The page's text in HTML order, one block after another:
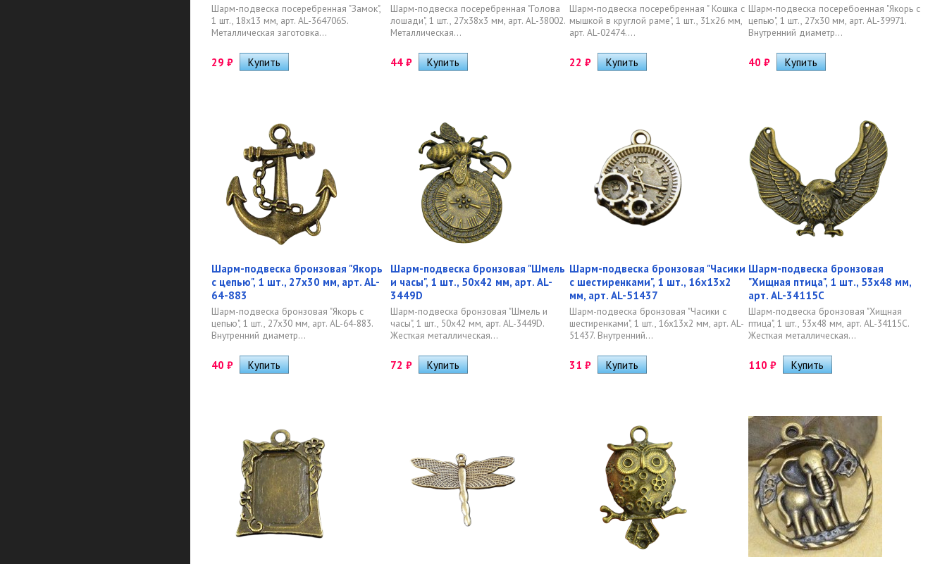
Шарм-подвеска посеребренная "Замок",
1 шт., 18х13 мм, арт. AL-364706S.
Металлическая заготовка...
29 ₽
Шарм-подвеска посеребренная "Голова
лошади", 1 шт., 27х38х3 мм, арт. AL-38002.
Металлическая...
44 ₽
Шарм-подвеска посеребренная " Кошка с
мышкой в круглой раме", 1 шт., 31х26 мм,
арт. AL-02474....
22 ₽
Шарм-подвеска посеребоенная "Якорь с
цепью", 1 шт., 27х30 мм, арт. AL-39971.
Внутренний диаметр...
40 ₽
Шарм-подвеска бронзовая "Якорь
с цепью", 1 шт., 27х30 мм, арт. AL-
64-883
Шарм-подвеска бронзовая "Якорь с
цепью", 1 шт., 27х30 мм, арт. AL-64-883.
Внутренний диаметр...
40 ₽
Шарм-подвеска бронзовая "Шмель
и часы", 1 шт., 50х42 мм, арт. AL-
3449D
Шарм-подвеска бронзовая "Шмель и
часы", 1 шт., 50х42 мм, арт. AL-3449D.
Жесткая металлическая...
72 ₽
Шарм-подвеска бронзовая "Часики
с шестиренками", 1 шт., 16х13х2
мм, арт. AL-51437
Шарм-подвеска бронзовая "Часики с
шестиренками", 1 шт., 16х13х2 мм, арт. AL-
51437. Внутренний...
31 ₽
Шарм-подвеска бронзовая
"Хищная птица", 1 шт., 53х48 мм,
арт. AL-34115C
Шарм-подвеска бронзовая "Хищная
птица", 1 шт., 53х48 мм, арт. AL-34115C.
Жесткая металлическая...
110 ₽